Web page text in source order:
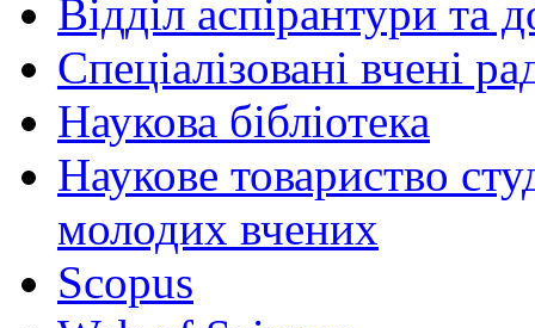
Відділ аспірантури та
Спеціалізовані вчені
Наукова бібліотека
Наукове товариство
молодих вчених
Scopus